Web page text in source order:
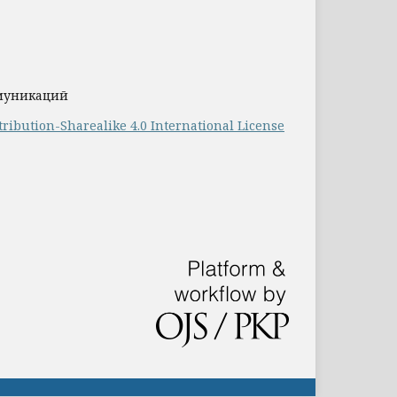
Sharealike 4.0 International License